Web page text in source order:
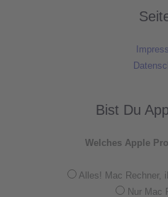
Bist Du
Welches Apple
Alles! Mac Rechner,
Nur Mac